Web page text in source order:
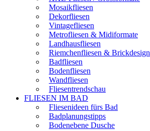
Mosaikfliesen
Dekorfliesen
Vintagefliesen
Metrofliesen & Midiformate
Landhausfliesen
Riemchenfliesen & Brickdesign
Badfliesen
Bodenfliesen
Wandfliesen
Fliesentrendschau
FLIESEN IM BAD
Fliesenideen fürs Bad
Badplanungstipps
Bodenebene Dusche